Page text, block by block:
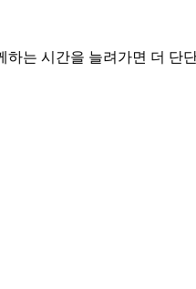
는 시간을 늘려가면 더 단